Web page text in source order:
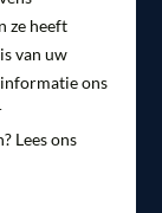
ze heeft
van uw
ons
Lees ons